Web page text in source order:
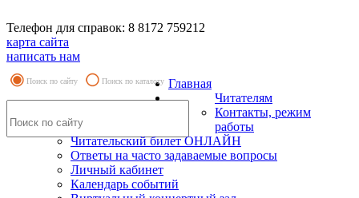
Телефон для справок: 8 8172 759212
карта сайта
написать нам
Поиск по сайту Поиск по каталогу Главная
Читателям
Контакты, режим
работы
Читательский билет ОНЛАЙН
Ответы на часто задаваемые вопросы
Личный кабинет
Календарь событий